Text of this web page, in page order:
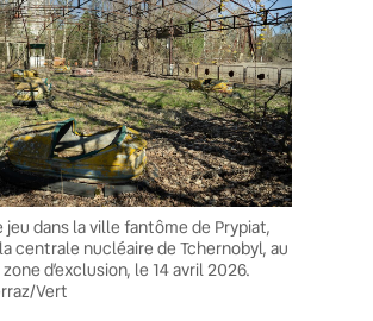
jeu dans la ville fantôme de Prypiat,
centrale nucléaire de Tchernobyl, au
d’exclusion, le 14 avril 2026.
Vert